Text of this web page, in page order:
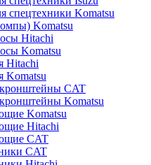
спецтехники Komatsu
Komatsu
Hitachi
Komatsu
Hitachi
Komatsu
CAT
Komatsu
Komatsu
Hitachi
CAT
CAT